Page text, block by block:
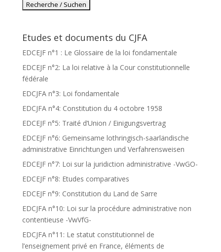
Etudes et documents du CJFA
EDCEJF n°1 : Le Glossaire de la loi fondamentale
EDCEJF n°2: La loi relative à la Cour constitutionnelle
fédérale
EDCJFA n°3: Loi fondamentale
EDCJFA n°4: Constitution du 4 octobre 1958
EDCEJF n°5: Traité d’Union / Einigungsvertrag
EDCEJF n°6: Gemeinsame lothringisch-saarländische
administrative Einrichtungen und Verfahrensweisen
EDCEJF n°7: Loi sur la juridiction administrative -VwGO-
EDCEJF n°8: Etudes comparatives
EDCEJF n°9: Constitution du Land de Sarre
EDCJFA n°10: Loi sur la procédure administrative non
contentieuse -VwVfG-
EDCJFA n°11: Le statut constitutionnel de
l’enseignement privé en France, éléments de